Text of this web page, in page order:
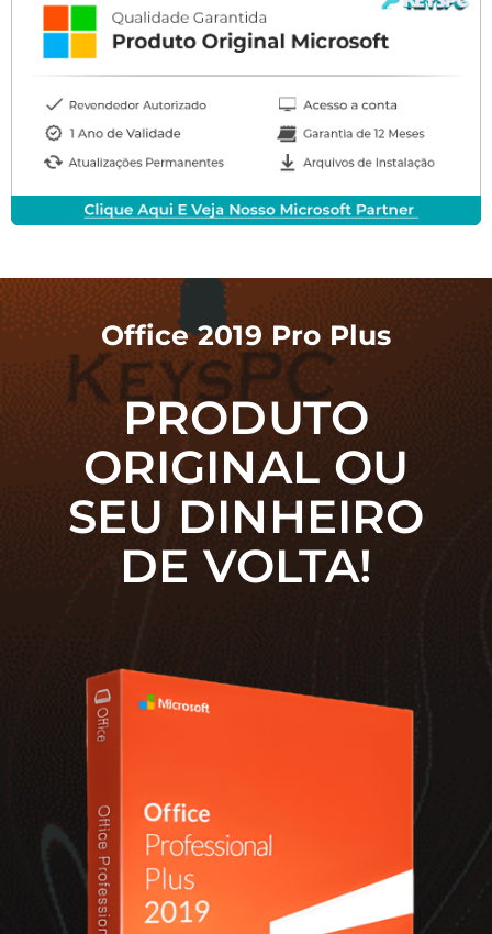
Office 2019 Pro Plus
PRODUTO
ORIGINAL OU
SEU DINHEIRO
DE VOLTA!